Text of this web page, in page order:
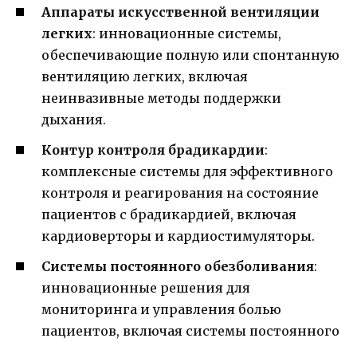
Аппараты искусственной вентиляции
легких: инновационные системы,
обеспечивающие полную или спонтанную
вентиляцию легких, включая
неинвазивные методы поддержки
дыхания.
Контур контроля брадикардии:
комплексные системы для эффективного
контроля и реагирования на состояние
пациентов с брадикардией, включая
кардиоверторы и кардиостимуляторы.
Системы постоянного обезболивания:
инновационные решения для
мониторинга и управления болью
пациентов, включая системы постоянного